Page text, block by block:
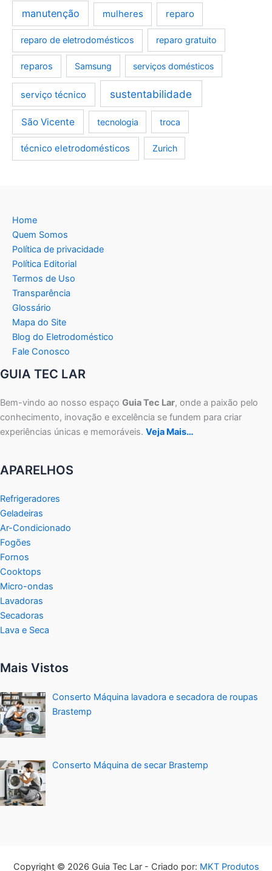
manutenção mulheres reparo
reparo de eletrodomésticos reparo gratuito
reparos Samsung serviços domésticos
serviço técnico sustentabilidade
São Vicente tecnologia troca
técnico eletrodomésticos Zurich
Home
Quem Somos
Política de privacidade
Política Editorial
Termos de Uso
Transparência
Glossário
Mapa do Site
Blog do Eletrodoméstico
Fale Conosco
GUIA TEC LAR
Bem-vindo ao nosso espaço Guia Tec Lar, onde a paixão pelo
conhecimento, inovação e excelência se fundem para criar
experiências únicas e memoráveis. Veja Mais…
APARELHOS
Refrigeradores
Geladeiras
Ar-Condicionado
Fogões
Fornos
Cooktops
Micro-ondas
Lavadoras
Secadoras
Lava e Seca
Mais Vistos
Conserto Máquina lavadora e secadora de roupas
Brastemp
Conserto Máquina de secar Brastemp
Copyright © 2026 Guia Tec Lar - Criado por: MKT Produtos